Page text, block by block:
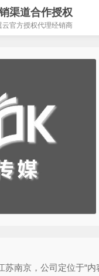
渠道合作授权
云官方授权代理经销商
苏南京，公司定位于“